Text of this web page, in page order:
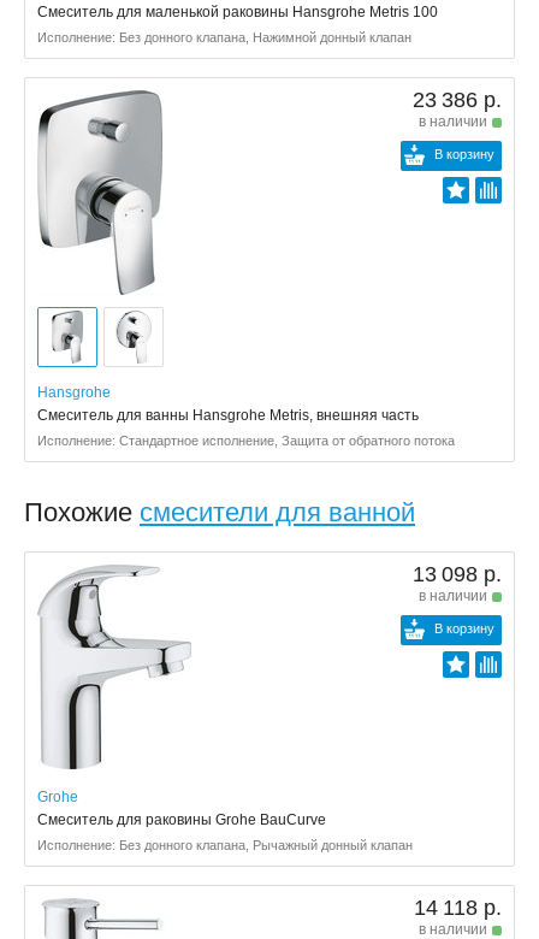
Смеситель для маленькой раковины Hansgrohe Metris 100
Исполнение: Без донного клапана, Нажимной донный клапан
23 386 р.
в наличии
В корзину
Hansgrohe
Смеситель для ванны Hansgrohe Metris, внешняя часть
Исполнение: Стандартное исполнение, Защита от обратного потока
Похожие смесители для ванной
13 098 р.
в наличии
В корзину
Grohe
Смеситель для раковины Grohe BauCurve
Исполнение: Без донного клапана, Рычажный донный клапан
14 118 р.
в наличии